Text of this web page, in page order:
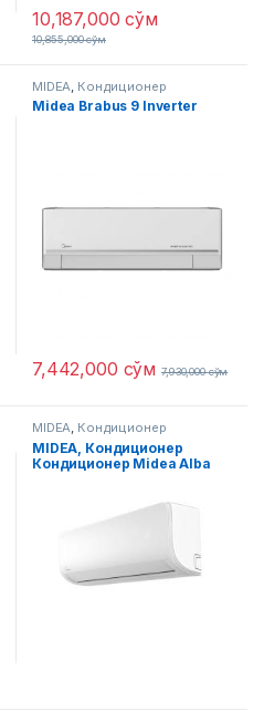
10,187,000сўм
10,855,000сўм
MIDEA Кондиционер
Midea Brabus 9 Inverter
7,442,000 сўм 7,930,000сўм
MIDEA, Кондиционер
MIDEA, Кондиционер
Кондиционер Midea Alba